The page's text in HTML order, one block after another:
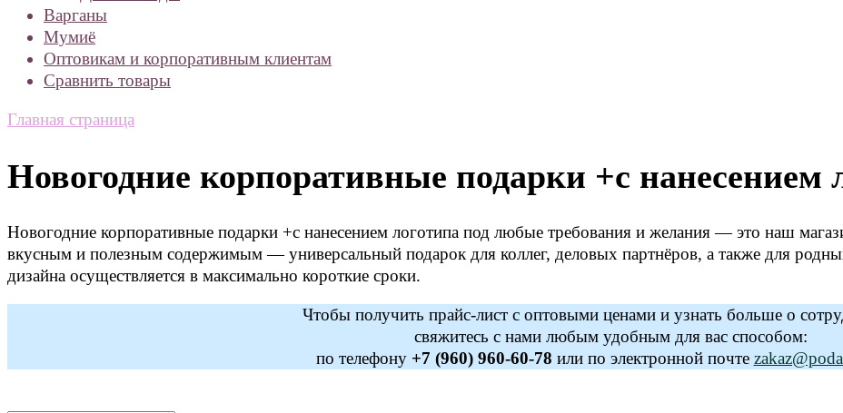
Варганы
Мумиё
Оптовикам и корпоративным клиентам
Сравнить товары
Главная страница
Новогодние корпоративные подарки +с нанесением
Новогодние корпоративные подарки +с нанесением логотипа под любые требования и желания — это наш
вкусным и полезным содержимым — универсальный подарок для коллег, деловых партнёров, а также для
дизайна осуществляется в максимально короткие сроки.
Чтобы получить прайс-лист с оптовыми ценами и узнать больше о
свяжитесь с нами любым удобным для вас способом:
по телефону +7 (960) 960-60-78 или по электронной почте